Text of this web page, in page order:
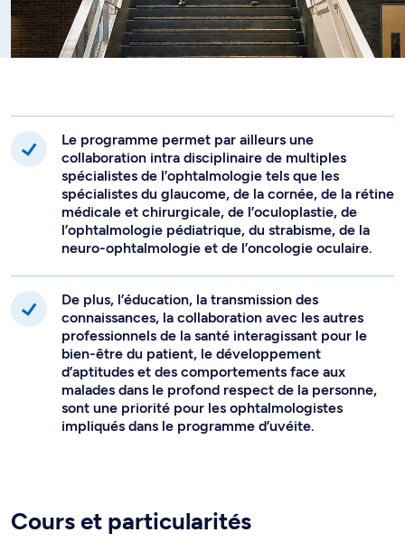
Le programme permet par ailleurs une
collaboration intra disciplinaire de multiples
spécialistes de l’ophtalmologie tels que les
spécialistes du glaucome, de la cornée, de la rétine
médicale et chirurgicale, de l’oculoplastie, de
l’ophtalmologie pédiatrique, du strabisme, de la
neuro-ophtalmologie et de l’oncologie oculaire.
De plus, l’éducation, la transmission des
connaissances, la collaboration avec les autres
professionnels de la santé interagissant pour le
bien-être du patient, le développement
d’aptitudes et des comportements face aux
malades dans le profond respect de la personne,
sont une priorité pour les ophtalmologistes
impliqués dans le programme d’uvéite.
Cours et particularités